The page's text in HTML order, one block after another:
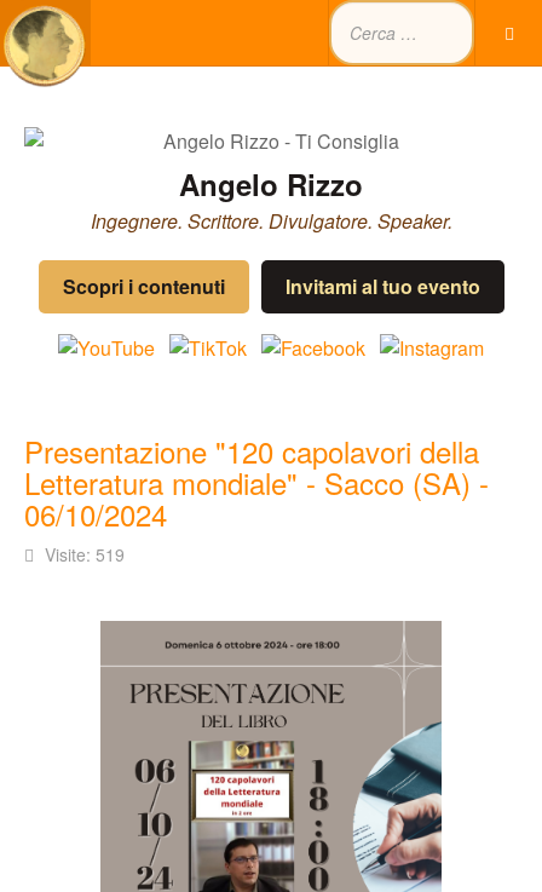
Angelo Rizzo
Ingegnere. Scrittore. Divulgatore. Speaker.
Scopri i contenuti Invitami al tuo evento
Presentazione "120 capolavori della
Letteratura mondiale" - Sacco (SA) -
06/10/2024
Visite: 519